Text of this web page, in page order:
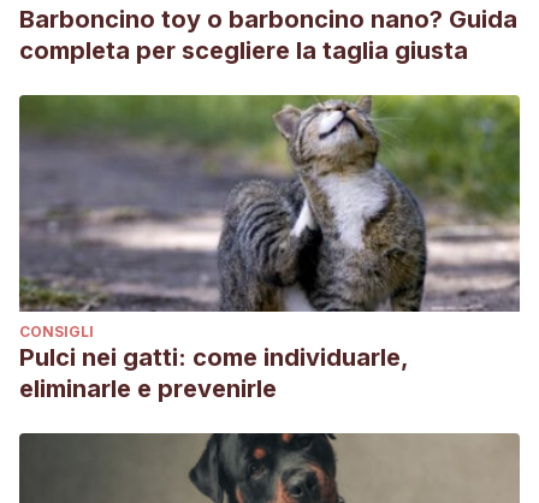
Barboncino toy o barboncino nano? Guida
completa per scegliere la taglia giusta
CONSIGLI
Pulci nei gatti: come individuarle,
eliminarle e prevenirle